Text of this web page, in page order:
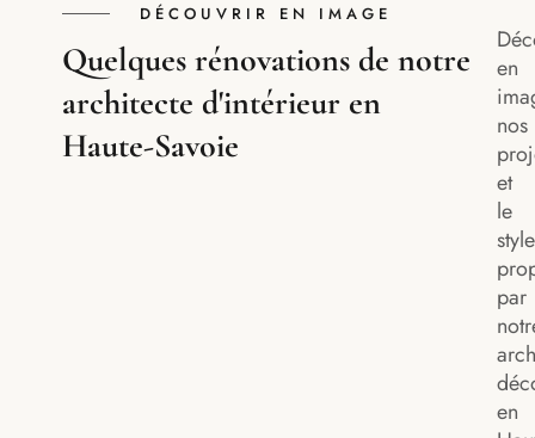
DÉCOUVRIR EN IMAGE
Quelques rénovations de notre
architecte d'intérieur en
Haute-Savoie
en
nos
et
le
style
par
en